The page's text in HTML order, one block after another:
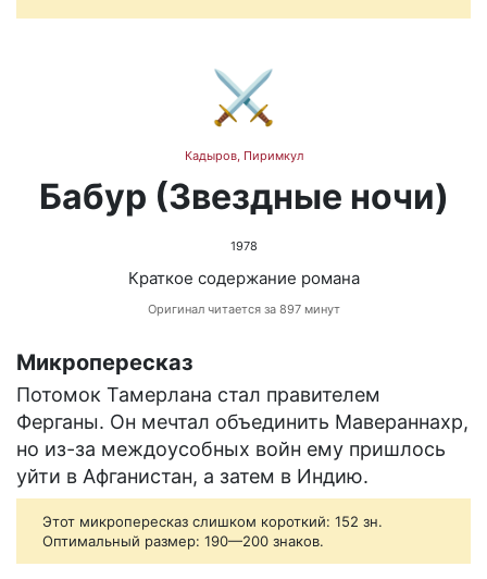
⚔️
Кадыров, Пиримкул
Бабур (Звездные ночи)
1978
Краткое содержание романа
Оригинал читается за 897 минут
Микропересказ
Потомок Тамерлана стал правителем
Ферганы. Он мечтал объединить Мавераннахр,
но из-за междоусобных войн ему пришлось
уйти в Афганистан, а затем в Индию.
Этот микропересказ слишком короткий: 152 зн.
Оптимальный размер: 190—200 знаков.